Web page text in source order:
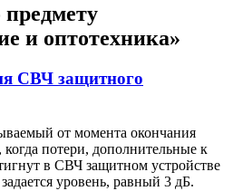
и оптотехника»
СВЧ защитного
от момента окончания
потери, дополнительные к
в СВЧ защитном устройстве
уровень, равный 3 дБ.